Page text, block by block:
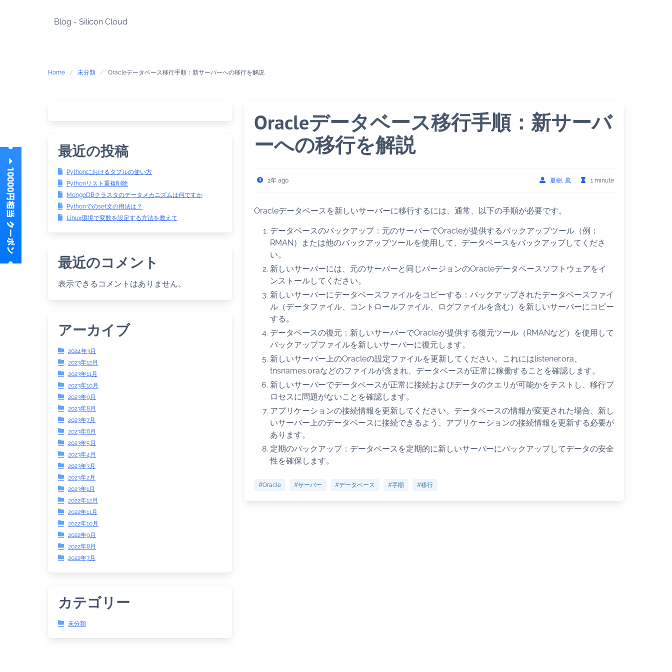
Blog - Silicon Cloud
Home 未分類 Oracleデータベース移行手順：新サーバーへの移行を解説
最近の投稿
Pythonにおけるタプルの使い方
Pythonリスト重複削除
MongoDBクラスタのデータメカニズムは何ですか
Pythonでのset文の用法は？
Linux環境で変数を設定する方法を教えて
最近のコメント
表示できるコメントはありません。
アーカイブ
2024年3月
2023年12月
2023年11月
2023年10月
2023年9月
2023年8月
2023年7月
2023年6月
2023年5月
2023年4月
2023年3月
2023年2月
2023年1月
2022年12月
2022年11月
2022年10月
2022年9月
2022年8月
2022年7月
カテゴリー
未分類
Oracleデータベース移行手順：新サーバ
ーへの移行を解説
2年 ago 夏樹, 風 1 minute
Oracleデータベースを新しいサーバーに移行するには、通常、以下の手順が必要です。
データベースのバックアップ：元のサーバーでOracleが提供するバックアップツール（例：
RMAN）または他のバックアップツールを使用して、データベースをバックアップしてくださ
い。
新しいサーバーには、元のサーバーと同じバージョンのOracleデータベースソフトウェアをイ
ンストールしてください。
新しいサーバーにデータベースファイルをコピーする：バックアップされたデータベースファイ
ル（データファイル、コントロールファイル、ログファイルを含む）を新しいサーバーにコピー
する。
データベースの復元：新しいサーバーでOracleが提供する復元ツール（RMANなど）を使用して
バックアップファイルを新しいサーバーに復元します。
新しいサーバー上のOracleの設定ファイルを更新してください。これにはlistener.ora、
tnsnames.oraなどのファイルが含まれ、データベースが正常に稼働することを確認します。
新しいサーバーでデータベースが正常に接続およびデータのクエリが可能かをテストし、移行プ
ロセスに問題がないことを確認します。
アプリケーションの接続情報を更新してください。データベースの情報が変更された場合、新し
いサーバー上のデータベースに接続できるよう、アプリケーションの接続情報を更新する必要が
あります。
定期のバックアップ：データベースを定期的に新しいサーバーにバックアップしてデータの安全
性を確保します。
#Oracle #サーバー #データベース #手順 #移行